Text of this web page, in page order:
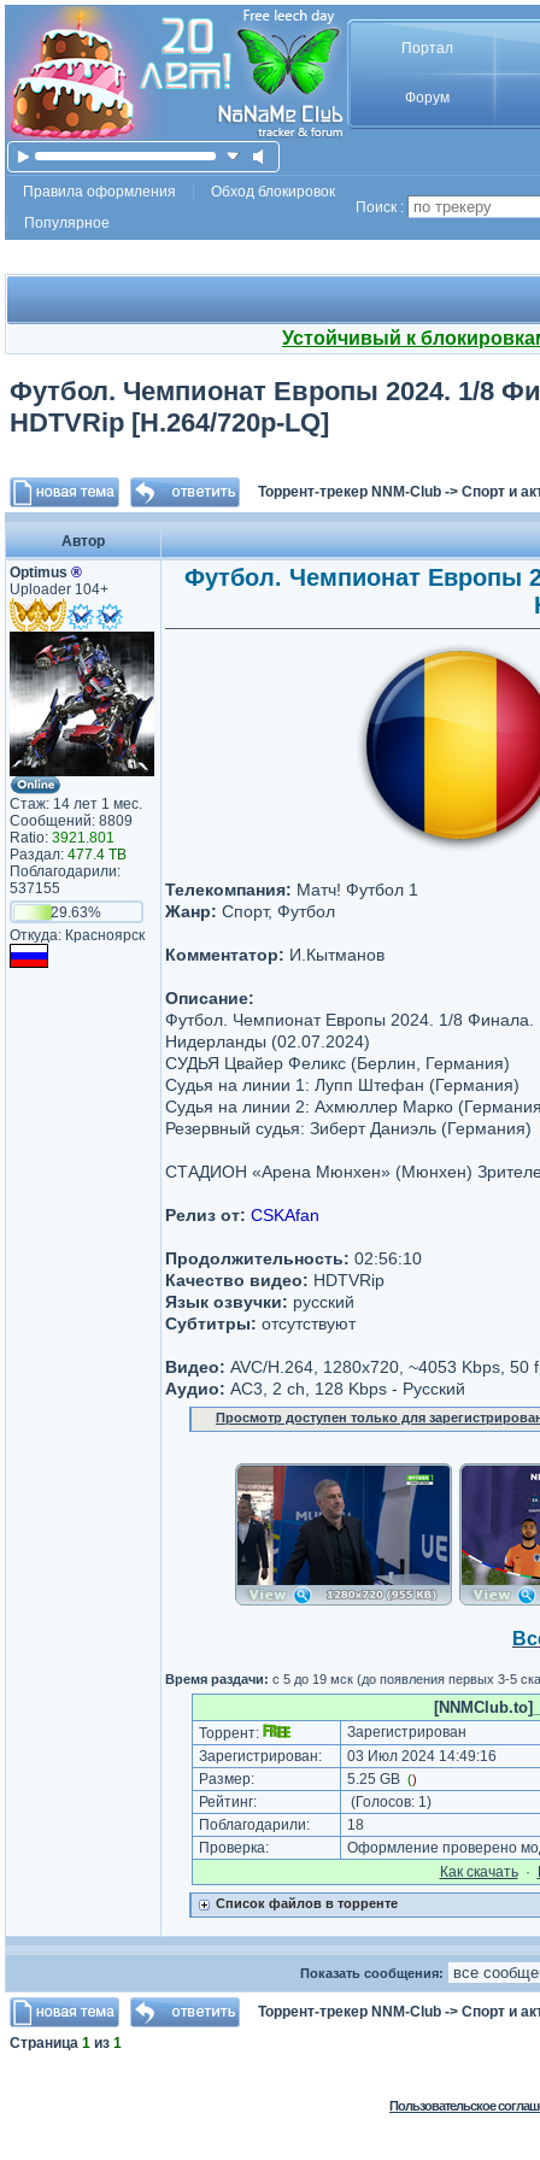
Портал
Форум
Правила оформления
Обход блокировок
Популярное
Поиск :
Устойчивый к
Футбол. Чемпионат Европы 2024. 1/8
HDTVRip [H.264/720p-LQ]
Торрент-трекер NNM-Club -> Спорт и
Автор
Optimus ®
Uploader 104+
Стаж: 14 лет 1 мес.
Сообщений: 8809
Ratio: 3921.801
Раздал: 477.4 TB
Поблагодарили:
537155
29.63%
Откуда: Красноярск
Футбол. Чемпионат Европы
Телекомпания: Матч! Футбол 1
Жанр: Спорт, Футбол
Комментатор: И.Кытманов
Описание:
Футбол. Чемпионат Европы 2024. 1/8
Нидерланды (02.07.2024)
СУДЬЯ Цвайер Феликс (Берлин, Германия)
Судья на линии 1: Лупп Штефан (Германия)
Судья на линии 2: Ахмюллер Марко
Резервный судья: Зиберт Даниэль (Германия)
СТАДИОН «Арена Мюнхен» (Мюнхен)
Релиз от: CSKAfan
Продолжительность: 02:56:10
Качество видео: HDTVRip
Язык озвучки: русский
Субтитры: отсутствуют
Видео: AVC/H.264, 1280x720, ~4053 Kbps, 50
Аудио: AC3, 2 ch, 128 Kbps - Русский
Просмотр доступен только для
Время раздачи: с 5 до 19 мск (до появления первых 3-5
Торрент:
Зарегистрирован
Зарегистрирован:
03 Июл 2024 14:49:16
Размер:
5.25 GB ()
Рейтинг: (Голосов: 1)
Поблагодарили:
18
Проверка:
Оформление проверено
Как cкачать·
Список файлов в торренте
Показать сообщения:
Торрент-трекер NNM-Club -> Спорт и
Страница 1 из 1
Пользовательское